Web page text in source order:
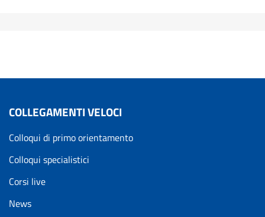
COLLEGAMENTI VELOCI
Colloqui di primo orientamento
Colloqui specialistici
Corsi live
News